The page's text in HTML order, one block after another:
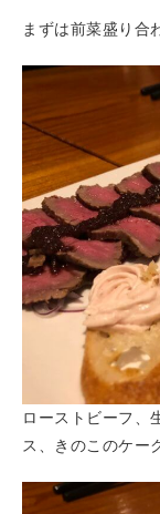
まずは前菜盛り合
ローストビーフ、
ス、きのこのケー